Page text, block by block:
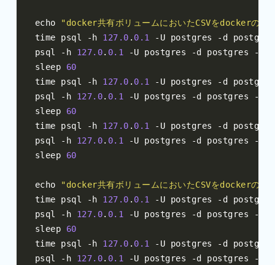
echo
"docker共有ボリュームにおいたCSVをdockerの
time psql
-h 127.0 . 0.1 - U postgres - d
psql
- h 127.0. 0.1 -U postgres -d postgres -
sleep 60
time psql
-h 127.0 . 0.1 - U postgres - d
psql
- h 127.0. 0.1 -U postgres -d postgres -
sleep 60
time psql
-h 127.0 . 0.1 - U postgres - d
psql
- h 127.0. 0.1 -U postgres -d postgres -
sleep 60
echo
"docker共有ボリュームにおいたCSVをdockerの
time psql
-h 127.0 . 0.1 - U postgres - d
psql
- h 127.0. 0.1 -U postgres -d postgres -
sleep 60
time psql
-h 127.0 . 0.1 - U postgres - d
psql
- h 127.0. 0.1 -U postgres -d postgres -